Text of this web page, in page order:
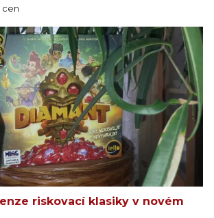
cen
riskovací klasiky v novém